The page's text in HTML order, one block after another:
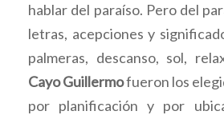
hablar del paraíso. Pero del
letras, acepciones y
palmeras, descanso, sol,
Cayo Guillermofueron los
por planificación y por